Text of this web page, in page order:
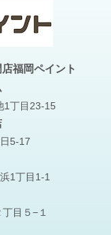
福岡ペイント
1丁目23-15
5-17
1丁目1-1
目５−１